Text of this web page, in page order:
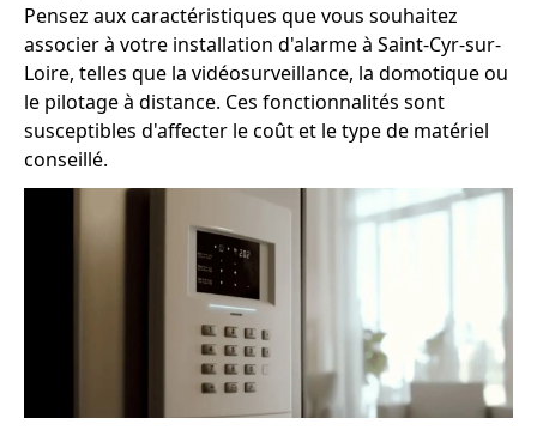
Pensez aux caractéristiques que vous souhaitez
associer à votre installation d'alarme à Saint-Cyr-sur-
Loire, telles que la vidéosurveillance, la domotique ou
le pilotage à distance. Ces fonctionnalités sont
susceptibles d'affecter le coût et le type de matériel
conseillé.